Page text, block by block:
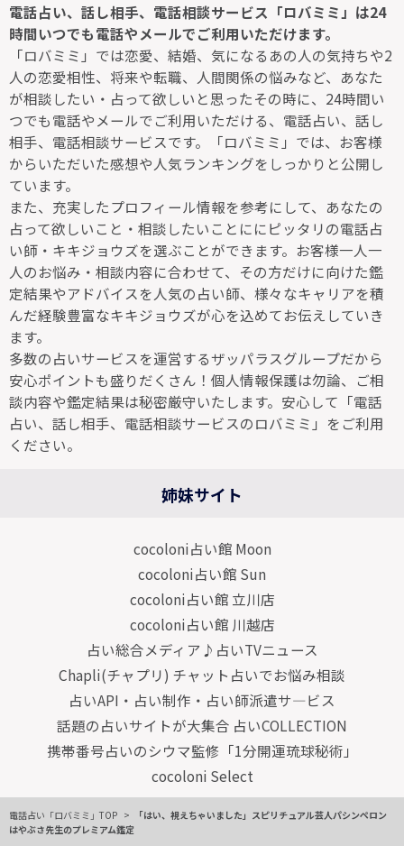
電話占い、話し相手、電話相談サービス「ロバミミ」は24
時間いつでも電話やメールでご利用いただけます。
「ロバミミ」では恋愛、結婚、気になるあの人の気持ちや2
人の恋愛相性、将来や転職、人間関係の悩みなど、あなた
が相談したい・占って欲しいと思ったその時に、24時間い
つでも電話やメールでご利用いただける、電話占い、話し
相手、電話相談サービスです。「ロバミミ」では、お客様
からいただいた感想や人気ランキングをしっかりと公開し
ています。
また、充実したプロフィール情報を参考にして、あなたの
占って欲しいこと・相談したいことににピッタリの電話占
い師・キキジョウズを選ぶことができます。お客様一人一
人のお悩み・相談内容に合わせて、その方だけに向けた鑑
定結果やアドバイスを人気の占い師、様々なキャリアを積
んだ経験豊富なキキジョウズが心を込めてお伝えしていき
ます。
多数の占いサービスを運営するザッパラスグループだから
安心ポイントも盛りだくさん！個人情報保護は勿論、ご相
談内容や鑑定結果は秘密厳守いたします。安心して「電話
占い、話し相手、電話相談サービスのロバミミ」をご利用
ください。
姉妹サイト
cocoloni占い館 Moon
cocoloni占い館 Sun
cocoloni占い館 立川店
cocoloni占い館 川越店
占い総合メディア♪占いTVニュース
Chapli(チャプリ) チャット占いでお悩み相談
占いAPI・占い制作・占い師派遣サ―ビス
話題の占いサイトが大集合 占いCOLLECTION
携帯番号占いのシウマ監修「1分開運琉球秘術」
cocoloni Select
電話占い「ロバミミ」TOP
「はい、視えちゃいました」スピリチュアル芸人パシンペロン
はやぶさ先生のプレミアム鑑定